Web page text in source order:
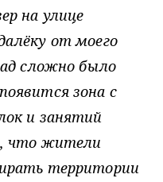
на улице
от моего
сложно было
зона с
и занятий
что жители
территории